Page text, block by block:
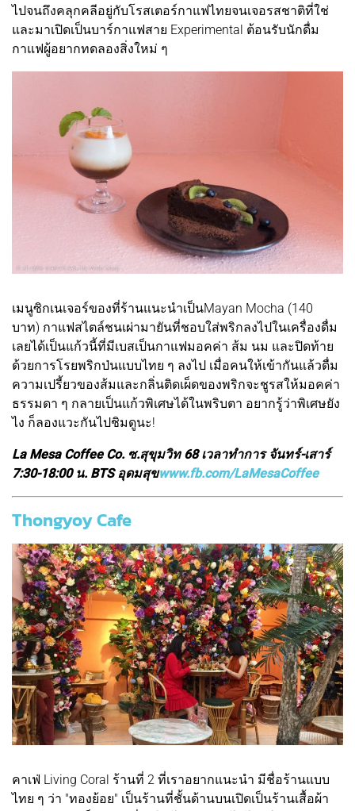
ไปจนถึงคลุกคลีอยู่กับโรสเตอร์กาแฟไทยจนเจอรสชาติที่ใช่
และมาเปิดเป็นบาร์กาแฟสาย Experimental ต้อนรับนักดื่ม
กาแฟผู้อยากทดลองสิ่งใหม่ ๆ
เมนูซิกเนเจอร์ของที่ร้านแนะนำเป็นMayan Mocha (140
บาท) กาแฟสไตล์ชนเผ่ามายันที่ชอบใส่พริกลงไปในเครื่องดื่ม
เลยได้เป็นแก้วนี้ที่มีเบสเป็นกาแฟมอคค่า ส้ม นม และปิดท้าย
ด้วยการโรยพริกป่นแบบไทย ๆ ลงไป เมื่อคนให้เข้ากันแล้วดื่ม
ความเปรี้ยวของส้มและกลิ่นติดเผ็ดของพริกจะชูรสให้มอคค่า
ธรรมดา ๆ กลายเป็นแก้วพิเศษได้ในพริบตา อยากรู้ว่าพิเศษยัง
ไง ก็ลองแวะกันไปชิมดูนะ!
La Mesa Coffee Co. ซ.สุขุมวิท 68 เวลาทำการ จันทร์-เสาร์
7:30-18:00 น. BTS อุดมสุขwww.fb.com/LaMesaCoffee
Thongyoy Cafe
คาเฟ่ Living Coral ร้านที่ 2 ที่เราอยากแนะนำ มีชื่อร้านแบบ
ไทย ๆ ว่า "ทองย้อย" เป็นร้านที่ชั้นด้านบนเปิดเป็นร้านเสื้อผ้า